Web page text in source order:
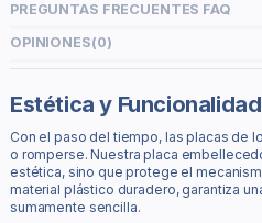
PREGUNTAS FRECUENTES FAQ
OPINIONES(0)
Estética y
Con el paso del tiempo, las placas de
o romperse. Nuestra placa
estética, sino que protege el
material plástico duradero, garantiza
sumamente sencilla.